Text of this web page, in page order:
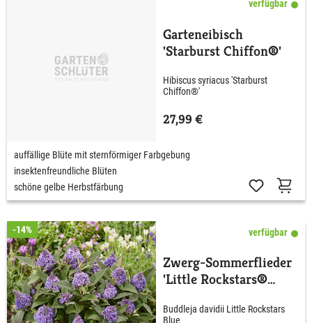
verfügbar
Garteneibisch
'Starburst Chiffon®'
Hibiscus syriacus 'Starburst
Chiffon®'
27,99 €
auffällige Blüte mit sternförmiger Farbgebung
insektenfreundliche Blüten
schöne gelbe Herbstfärbung
-14% verfügbar
Zwerg-Sommerflieder
'Little Rockstars®
Buddleja davidii Little Rockstars
Blue